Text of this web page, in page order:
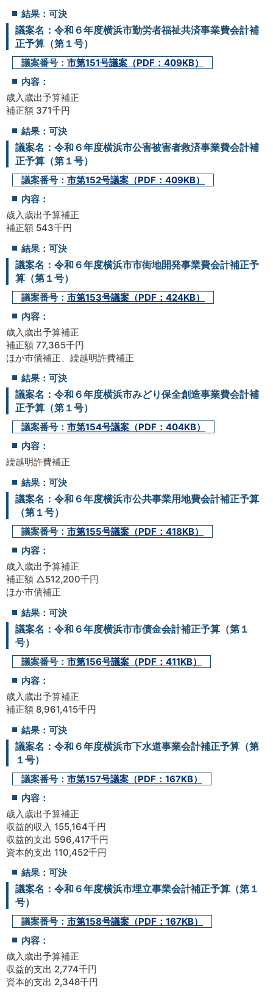
結果：可決
議案名：令和６年度横浜市勤労者福祉共済事業費会計補
正予算（第１号）
議案番号： 市第151号議案（PDF：409KB）
内容：
歳入歳出予算補正
補正額 371千円
結果：可決
議案名：令和６年度横浜市公害被害者救済事業費会計補
正予算（第１号）
議案番号： 市第152号議案（PDF：409KB）
内容：
歳入歳出予算補正
補正額 543千円
結果：可決
議案名：令和６年度横浜市市街地開発事業費会計補正予
算（第１号）
議案番号： 市第153号議案（PDF：424KB）
内容：
歳入歳出予算補正
補正額 77,365千円
ほか市債補正、繰越明許費補正
結果：可決
議案名：令和６年度横浜市みどり保全創造事業費会計補
正予算（第１号）
議案番号： 市第154号議案（PDF：404KB）
内容：
繰越明許費補正
結果：可決
議案名：令和６年度横浜市公共事業用地費会計補正予算
（第１号）
議案番号： 市第155号議案（PDF：418KB）
内容：
歳入歳出予算補正
補正額 △512,200千円
ほか市債補正
結果：可決
議案名：令和６年度横浜市市債金会計補正予算（第１
号）
議案番号： 市第156号議案（PDF：411KB）
内容：
歳入歳出予算補正
補正額 8,961,415千円
結果：可決
議案名：令和６年度横浜市下水道事業会計補正予算（第
１号）
議案番号： 市第157号議案（PDF：167KB）
内容：
歳入歳出予算補正
収益的収入 155,164千円
収益的支出 596,417千円
資本的支出 110,452千円
結果：可決
議案名：令和６年度横浜市埋立事業会計補正予算（第１
号）
議案番号： 市第158号議案（PDF：167KB）
内容：
歳入歳出予算補正
収益的支出 2,774千円
資本的支出 2,348千円